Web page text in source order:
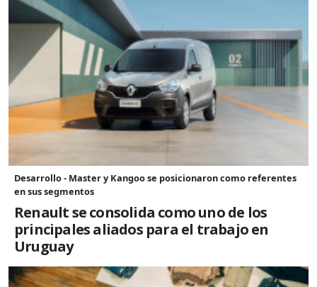
Desarrollo - Master y Kangoo se posicionaron como referentes
en sus segmentos
Renault se consolida como uno de los
principales aliados para el trabajo en
Uruguay